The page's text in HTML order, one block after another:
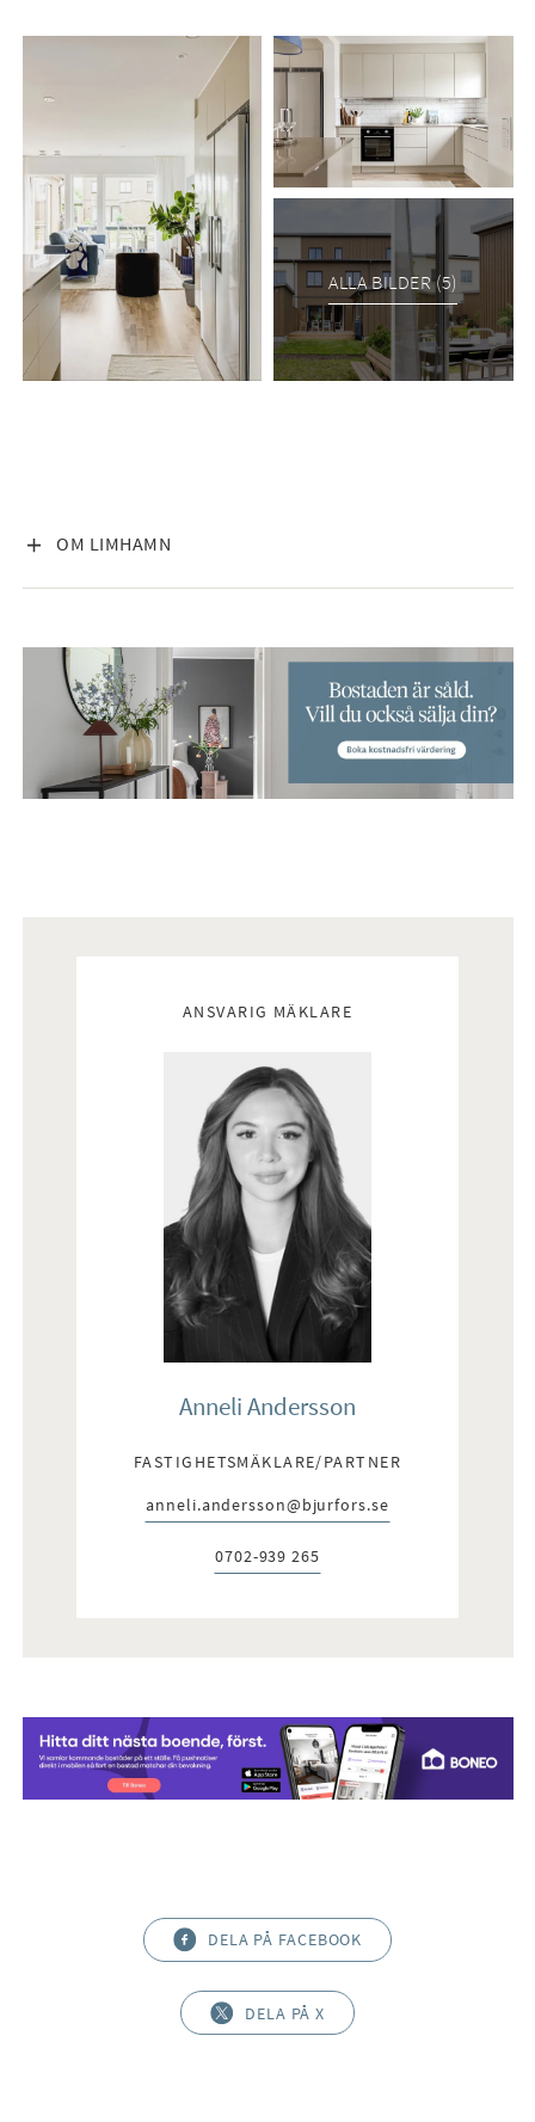
ALLA BILDER (5)
OM LIMHAMN
VISA INNEHÅLL
ANSVARIG MÄKLARE
Anneli Andersson
FASTIGHETSMÄKLARE/PARTNER
E-post:
anneli.andersson@bjurfors.se
Telefon:
0702-939 265
DELA PÅ FACEBOOK
DELA PÅ X